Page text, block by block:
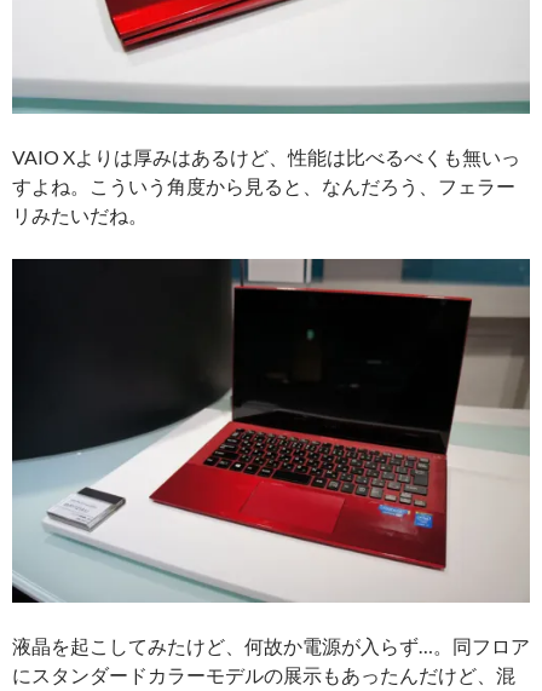
VAIO Xよりは厚みはあるけど、性能は比べるべくも無いっ
すよね。こういう角度から見ると、なんだろう、フェラー
リみたいだね。
液晶を起こしてみたけど、何故か電源が入らず…。同フロア
にスタンダードカラーモデルの展示もあったんだけど、混